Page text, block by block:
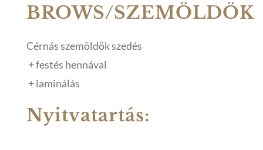
BROWS/SZEMÖLDÖK
Cérnás szemöldök szedés
+ festés hennával
+ laminálás
Nyitvatartás: